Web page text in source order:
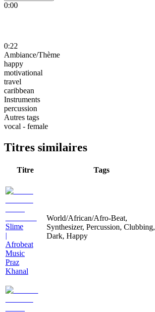
0:00
0:22
Ambiance/Thème
happy
motivational
travel
caribbean
Instruments
percussion
Autres tags
vocal - female
Titres similaires
Titre Tags
Slime
|
Afrobeat
Music
Praz
Khanal
World/African/Afro-Beat,
Synthesizer, Percussion, Clubbing,
Dark, Happy